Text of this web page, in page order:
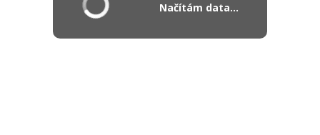
Načítám data...